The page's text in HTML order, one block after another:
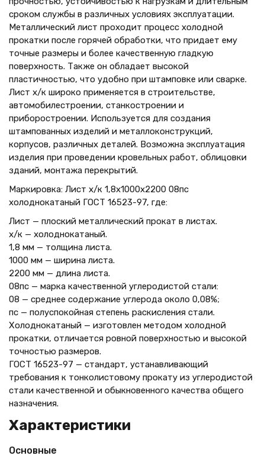
сроком службы в различных условиях эксплуатации.
Металлический лист проходит процесс холодной
прокатки после горячей обработки, что придает ему
точные размеры и более качественную гладкую
поверхность. Также он обладает высокой
пластичностью, что удобно при штамповке или сварке.
Лист х/к широко применяется в строительстве,
автомобилестроении, станкостроении и
приборостроении. Используется для создания
штампованных изделий и металлоконструкций,
корпусов, различных деталей. Возможна эксплуатация
изделия при проведении кровельных работ, облицовки
зданий, монтажа перекрытий.
Маркировка: Лист х/к 1,8х1000х2200 08пс
холоднокатаный ГОСТ 16523-97, где:
Лист — плоский металлический прокат в листах.
х/к — холоднокатаный.
1,8 мм — толщина листа.
1000 мм — ширина листа.
2200 мм — длина листа.
08пс — марка качественной углеродистой стали:
08 — среднее содержание углерода около 0,08%;
пс — полуспокойная степень раскисления стали.
Холоднокатаный — изготовлен методом холодной
прокатки, отличается ровной поверхностью и высокой
точностью размеров.
ГОСТ 16523-97 — стандарт, устанавливающий
требования к тонколистовому прокату из углеродистой
стали качественной и обыкновенного качества общего
назначения.
Характеристики
Основные